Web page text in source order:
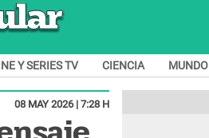
Y SERIES TV CIENCIA MUNDO
08 MAY 2026 | 7:28 H